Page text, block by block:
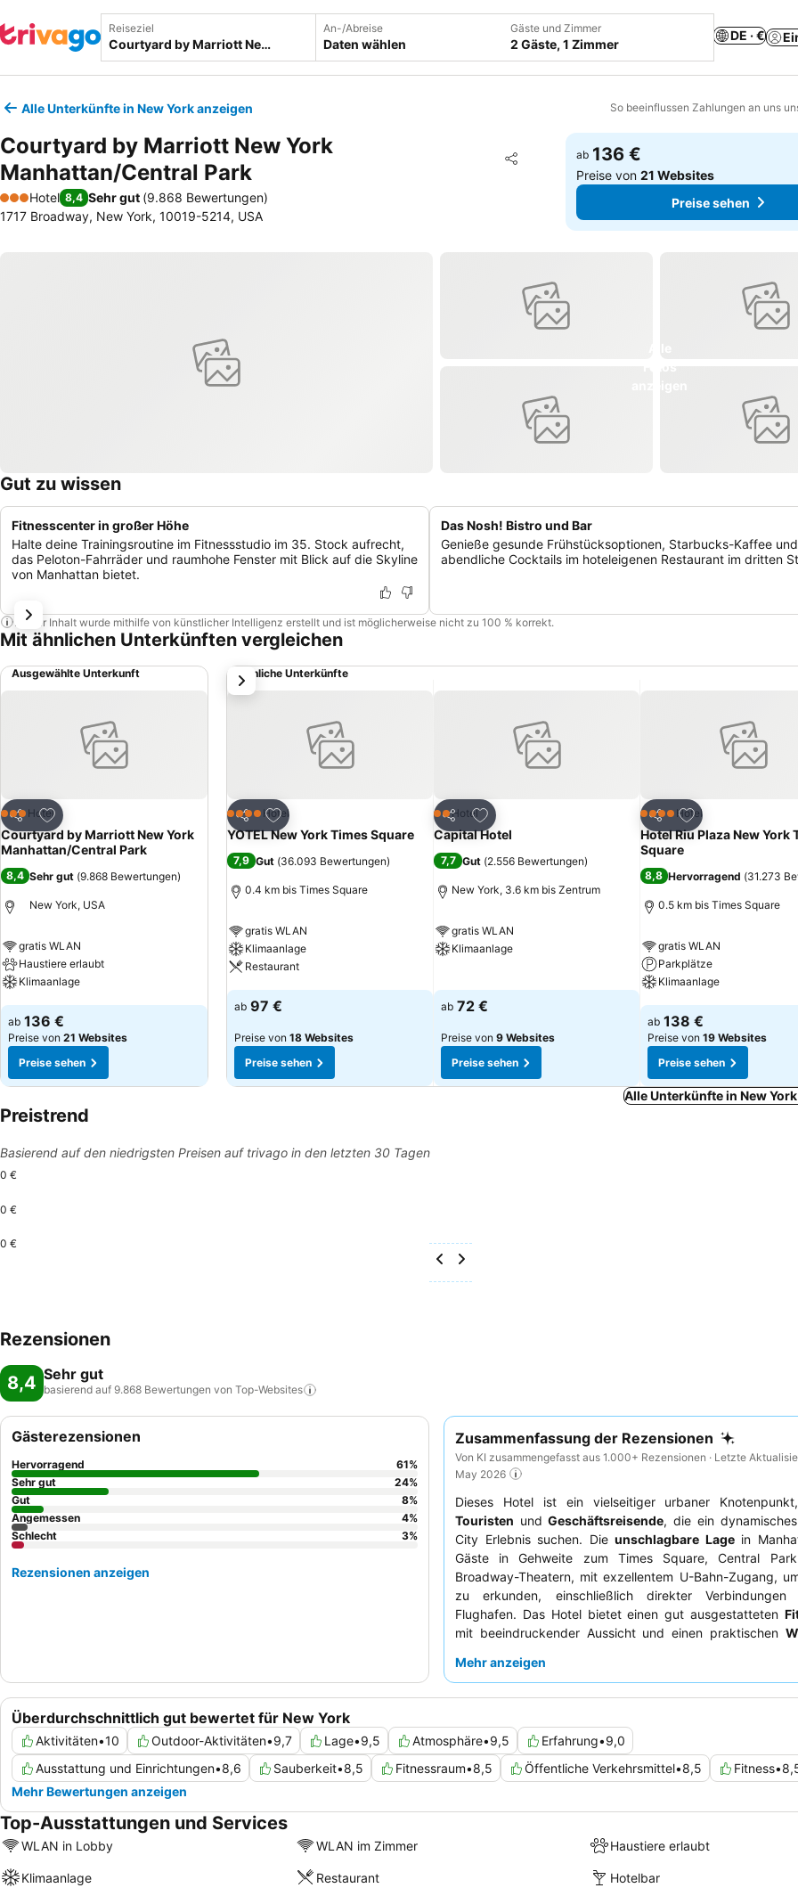
Reiseziel An-/Abreise
Daten wählen
Gäste und Zimmer
2 Gäste, 1 Zimmer
DE · €
Alle Unterkünfte in New York anzeigen So beeinflussen Zahlungen an uns
Courtyard by Marriott New York
Manhattan/Central Park
Teilen
Zu Favoriten hinzufügen
3 Sterne
Hotel 8,4 Sehr gut (9.868 Bewertungen)
1717 Broadway, New York, 10019-5214, USA
ab 136 €
Preise von21 Websites
Preise sehen
Gut zu wissen
Fitnesscenter in großer Höhe
Halte deine Trainingsroutine im Fitnessstudio im 35. Stock aufrecht,
das Peloton-Fahrräder und raumhohe Fenster mit Blick auf die Skyline
von Manhattan bietet.
Das Nosh! Bistro und Bar
Genieße gesunde Frühstücksoptionen, Starbucks-Kaffee und
abendliche Cocktails im hoteleigenen Restaurant im dritten
Dieser Inhalt wurde mithilfe von künstlicher Intelligenz erstellt und ist möglicherweise nicht zu 100 % korrekt.
Mit ähnlichen Unterkünften vergleichen
Ausgewählte Unterkunft
Teilen
Zu Favoriten hinzufügen
3 SterneHotel
Courtyard by Marriott New York
Manhattan/Central Park
8,4 Sehr gut (9.868 Bewertungen)
New York, USA
gratis WLAN
Haustiere erlaubt
Klimaanlage
Preise sehen
ab 136 €
Preise von 21 Websites
Preise sehen
Ähnliche Unterkünfte
Teilen
Zu Favoriten hinzufügen
4 SterneHotel
YOTEL New York Times Square
7,9 Gut (36.093 Bewertungen)
0.4 km bis Times Square
gratis WLAN
Klimaanlage
Restaurant
Preise sehen
ab 97 €
Preise von 18 Websites
Preise sehen
Teilen
Zu Favoriten hinzufügen
2 Sterne
Hotel
Capital Hotel
7,7 Gut (2.556 Bewertungen)
New York, 3.6 km bis Zentrum
gratis WLAN
Klimaanlage
ab 72 €
Preise von 9 Websites
Preise sehen
Teilen
Zu Favoriten
4 SterneHotel
Hotel Riu Plaza New York
Square
8,8 Hervorragend (31.273
0.5 km bis Times Square
gratis WLAN
Parkplätze
Klimaanlage
Preise sehen
ab 138 €
Preise von 19 Websites
Preise sehen
weiter
Alle Unterkünfte in New
Preistrend
Basierend auf den niedrigsten Preisen auf trivago in den letzten 30 Tagen
0 €
0 €
0 €
Rezensionen
8,4 Sehr gut
basierend auf 9.868 Bewertungen von Top-Websites
Zusammenfassung der Rezensionen
Von KI zusammengefasst aus 1.000+ Rezensionen · Letzte
May 2026
Dieses Hotel ist ein vielseitiger urbaner
Touristen undGeschäftsreisende, die ein
City Erlebnis suchen. Die unschlagbare Lagein
Gäste in Gehweite zum Times Square, Central
Broadway-Theatern, mit exzellentem U-Bahn-Zugang,
zu erkunden, einschließlich direkter
Flughafen. Das Hotel bietet einen gut ausgestatteten
mit beeindruckender Aussicht und einen praktischen
und hilfsbereite Personal an der Rezeption und die
Aufenthalt sollten Sie ein Zimmer in einer
eine beeindruckende Aussicht auf die Stadt zu genießen.
Mehr anzeigen
Überdurchschnittlich gut bewertet für New York
Aktivitäten•10 Outdoor-Aktivitäten•9,7 Lage•9,5 Atmosphäre•9,5 Erfahrung•9,0
Ausstattung und Einrichtungen•8,6 Sauberkeit•8,5 Fitnessraum•8,5 Öffentliche Verkehrsmittel•8,5 Fitness•
Mehr Bewertungen anzeigen
Gästerezensionen
Hervorragend 61%
Sehr gut
24%
Gut
8%
Angemessen
4%
Schlecht
3%
Rezensionen anzeigen
Top-Ausstattungen und Services
WLAN in Lobby WLAN im Zimmer Haustiere erlaubt
Klimaanlage Restaurant Hotelbar